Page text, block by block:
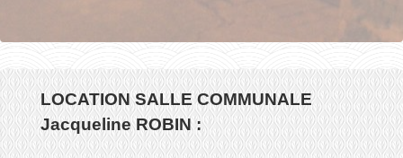
LOCATION SALLE COMMUNALE
Jacqueline ROBIN :